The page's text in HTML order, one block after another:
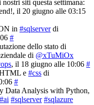
siti questa settimana:
, il 20 giugno alle 03:15
in #sqlserverdi
#
dello stato di
di @xTuMiOx
, il 18 giugno alle 10:06 #
e #css di
#
Data Analysis with Python,
#ai #sqlserver #sqlazure